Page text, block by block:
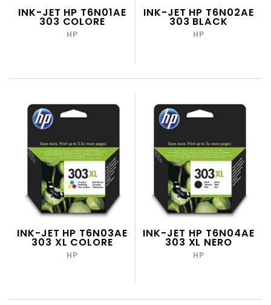
INK-JET HP T6N01AE
303 COLORE
HP
INK-JET HP T6N02AE
303 BLACK
HP
INK-JET HP T6N03AE
303 XL COLORE
HP
INK-JET HP T6N04AE
303 XL NERO
HP